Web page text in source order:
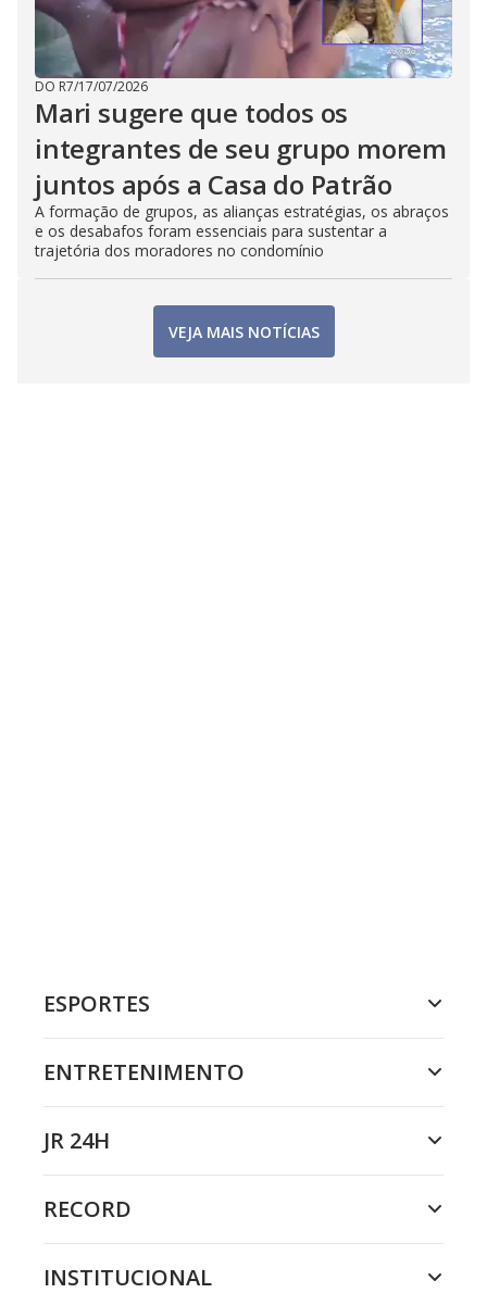
DO R7/17/07/2026
Mari sugere que todos os
integrantes de seu grupo morem
juntos após a Casa do Patrão
A formação de grupos, as alianças estratégias, os abraços
e os desabafos foram essenciais para sustentar a
trajetória dos moradores no condomínio
VEJA MAIS NOTÍCIAS
ESPORTES
ENTRETENIMENTO
JR 24H
RECORD
INSTITUCIONAL